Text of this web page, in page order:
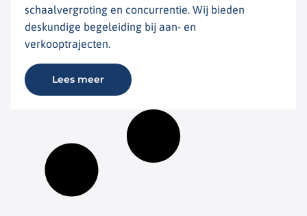
schaalvergroting en concurrentie. Wij bieden
deskundige begeleiding bij aan- en
verkooptrajecten.
Lees meer